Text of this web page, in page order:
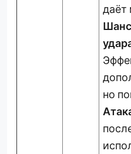
даёт
но